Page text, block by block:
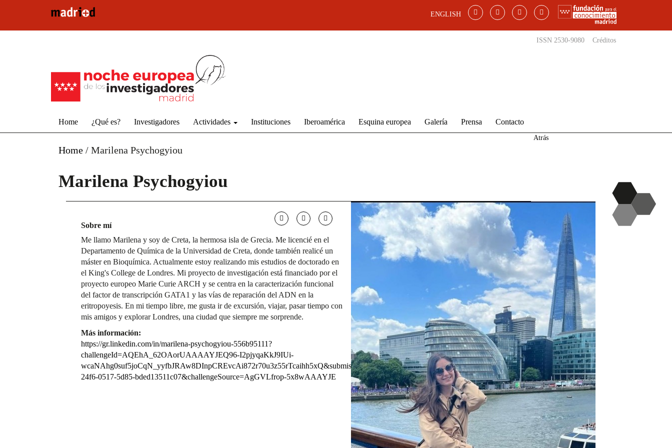
ENGLISH
ISSN 2530-9080 Créditos
Home ¿Qué es? Investigadores Actividades Instituciones Iberoamérica Esquina europea Galería Prensa Contacto
Home / Marilena Psychogyiou
Atrás
Marilena Psychogyiou
Sobre mí
Me llamo Marilena y soy de Creta, la hermosa isla de Grecia. Me licencié en el
Departamento de Química de la Universidad de Creta, donde también realicé un
máster en Bioquímica. Actualmente estoy realizando mis estudios de doctorado en
el King's College de Londres. Mi proyecto de investigación está financiado por el
proyecto europeo Marie Curie ARCH y se centra en la caracterización funcional
del factor de transcripción GATA1 y las vías de reparación del ADN en la
eritropoyesis. En mi tiempo libre, me gusta ir de excursión, viajar, pasar tiempo con
mis amigos y explorar Londres, una ciudad que siempre me sorprende.
Más información:
https://gr.linkedin.com/in/marilena-psychogyiou-556b95111?
challengeId=AQEhA_62OAorUAAAAYJEQ96-I2pjyqaKkJ9IUi-
wcaNAhg0suf5joCqN_yyfbJRAw8DInpCREvcAi872r70u3z55rTcaihh5xQ&submissionId=5872ed83-
24f6-0517-5d85-bded13511c07&challengeSource=AgGVLfrop-5x8wAAAYJE